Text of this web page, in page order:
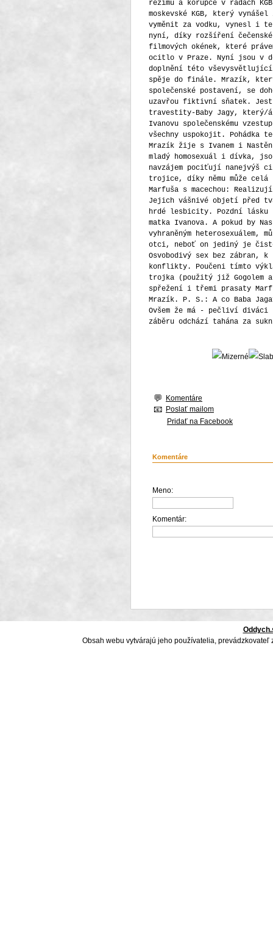
Komentáre
Poslať mailom
Pridať na Facebook
Komentáre
Meno:
Komentár:
Obsah webu vytvárajú jeho používatelia,